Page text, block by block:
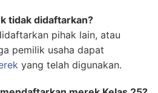
tidak didaftarkan?
pihak lain, atau
pemilik usaha dapat
yang telah digunakan.